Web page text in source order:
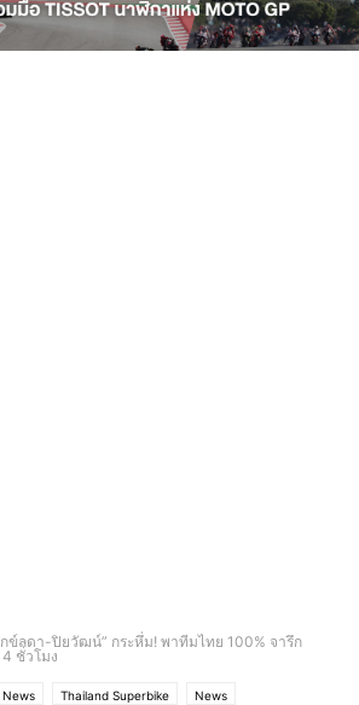
ข์ลดา-ปิยวัฒน์” กระหึ่ม! พาทีมไทย 100% จารึก
ชั่วโมง
News Thailand Superbike News